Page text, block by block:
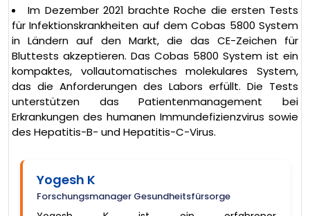
Im Dezember 2021 brachte Roche die ersten Tests
für Infektionskrankheiten auf dem Cobas 5800 System
in Ländern auf den Markt, die das CE-Zeichen für
Bluttests akzeptieren. Das Cobas 5800 System ist ein
kompaktes, vollautomatisches molekulares System,
das die Anforderungen des Labors erfüllt. Die Tests
unterstützen das Patientenmanagement bei
Erkrankungen des humanen Immundefizienzvirus sowie
des Hepatitis-B- und Hepatitis-C-Virus.
Yogesh K
Forschungsmanager Gesundheitsfürsorge